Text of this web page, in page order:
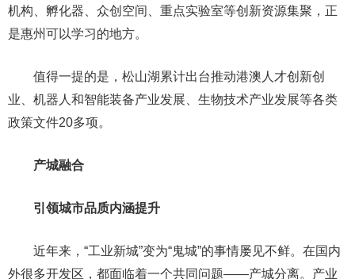
机构、孵化器、众创空间、重点实验室等创新资源集聚，正
是惠州可以学习的地方。
值得一提的是，松山湖累计出台推动港澳人才创新创
业、机器人和智能装备产业发展、生物技术产业发展等各类
政策文件20多项。
产城融合
引领城市品质内涵提升
近年来，“工业新城”变为“鬼城”的事情屡见不鲜。在国内
外很多开发区，都面临着一个共同问题——产城分离。产业